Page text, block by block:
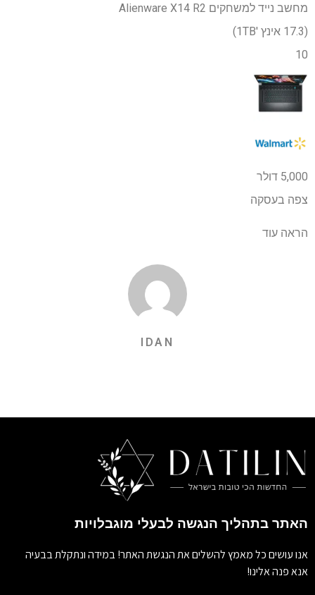
מחשב נייד למשחקים Alienware X14 R2
(17.3 אינץ '1TB)
10
5,000 דולר
צפה בעסקה
הראה עוד
IDAN
האתר בתהליך הנגשה לבעלי מוגבלויות
אנו עושים כל מאמץ להשלים את הנגשת האתר! במידה ונתקלת בבעיה
אנא פנה אלינו!